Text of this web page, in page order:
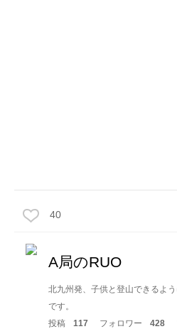
40
A局のRUO
北九州発、子供と登山できるよ
です。
投稿
117 フォロワー 428